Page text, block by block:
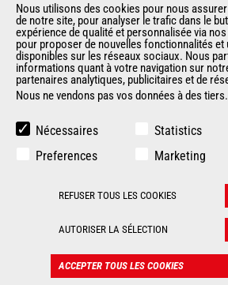
Historique
CGV Manitou BF
AUTRES SITES DU GROUPE
Manitou Group
Carrières
RMI Manitou
Gehl
© 2026
Manitou.com
Informations
légales
des
CONTACT
Nous utilisons des cookies pour nous
de notre site, pour analyser le trafic dans le
expérience de qualité et personnalisée via
pour proposer de nouvelles fonctionnalités et
disponibles sur les réseaux sociaux. Nous
informations quant à votre navigation sur
partenaires analytiques, publicitaires et de
Nous ne vendons pas vos données à des tiers.
Nécessaires
Statistics
Preferences
Marketing
REFUSER TOUS LES COOKIES
AUTORISER LA SÉLECTION
ACCEPTER TOUS LES COOKIES